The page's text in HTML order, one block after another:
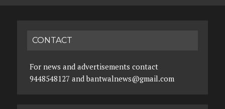
CONTACT
For news and advertisements contact
9448548127 and bantwalnews@gmail.com